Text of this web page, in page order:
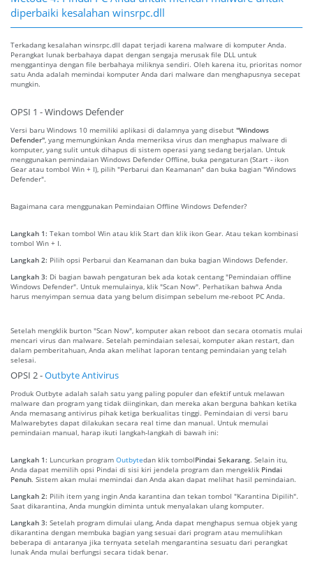
diperbaiki kesalahan winsrpc.dll
Terkadang kesalahan winsrpc.dll dapat terjadi karena malware di komputer Anda.
Perangkat lunak berbahaya dapat dengan sengaja merusak file DLL untuk
menggantinya dengan file berbahaya miliknya sendiri. Oleh karena itu, prioritas nomor
satu Anda adalah memindai komputer Anda dari malware dan menghapusnya secepat
mungkin.
OPSI 1 - Windows Defender
Versi baru Windows 10 memiliki aplikasi di dalamnya yang disebut "Windows
Defender" , yang memungkinkan Anda memeriksa virus dan menghapus malware di
komputer, yang sulit untuk dihapus di sistem operasi yang sedang berjalan. Untuk
menggunakan pemindaian Windows Defender Offline, buka pengaturan (Start - ikon
Gear atau tombol Win + I), pilih "Perbarui dan Keamanan" dan buka bagian "Windows
Defender".
Bagaimana cara menggunakan Pemindaian Offline Windows Defender?
Langkah 1: Tekan tombol Win atau klik Start dan klik ikon Gear. Atau tekan kombinasi
tombol Win + I.
Langkah 2: Pilih opsi Perbarui dan Keamanan dan buka bagian Windows Defender.
Langkah 3: Di bagian bawah pengaturan bek ada kotak centang "Pemindaian offline
Windows Defender". Untuk memulainya, klik "Scan Now". Perhatikan bahwa Anda
harus menyimpan semua data yang belum disimpan sebelum me-reboot PC Anda.
Setelah mengklik burton "Scan Now", komputer akan reboot dan secara otomatis mulai
mencari virus dan malware. Setelah pemindaian selesai, komputer akan restart, dan
dalam pemberitahuan, Anda akan melihat laporan tentang pemindaian yang telah
selesai.
OPSI 2 -Outbyte Antivirus
Produk Outbyte adalah salah satu yang paling populer dan efektif untuk melawan
malware dan program yang tidak diinginkan, dan mereka akan berguna bahkan ketika
Anda memasang antivirus pihak ketiga berkualitas tinggi. Pemindaian di versi baru
Malwarebytes dapat dilakukan secara real time dan manual. Untuk memulai
pemindaian manual, harap ikuti langkah-langkah di bawah ini:
Langkah 1: Luncurkan program Outbytedan klik tombolPindai Sekarang. Selain itu,
Anda dapat memilih opsi Pindai di sisi kiri jendela program dan mengeklik Pindai
Penuh. Sistem akan mulai memindai dan Anda akan dapat melihat hasil pemindaian.
Langkah 2: Pilih item yang ingin Anda karantina dan tekan tombol "Karantina Dipilih".
Saat dikarantina, Anda mungkin diminta untuk menyalakan ulang komputer.
Langkah 3: Setelah program dimulai ulang, Anda dapat menghapus semua objek yang
dikarantina dengan membuka bagian yang sesuai dari program atau memulihkan
beberapa di antaranya jika ternyata setelah mengarantina sesuatu dari perangkat
lunak Anda mulai berfungsi secara tidak benar.